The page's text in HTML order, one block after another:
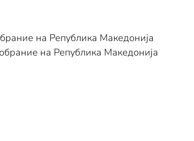
на Република Македонија
на Република Македонија